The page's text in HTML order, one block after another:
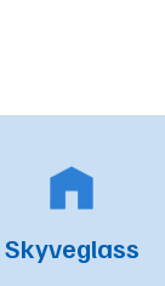
Skyveglass